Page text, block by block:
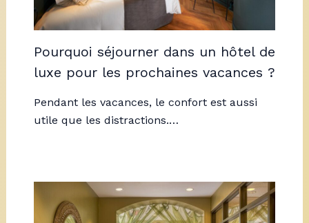
Pourquoi séjourner dans un hôtel de
luxe pour les prochaines vacances ?
Pendant les vacances, le confort est aussi
utile que les distractions.…